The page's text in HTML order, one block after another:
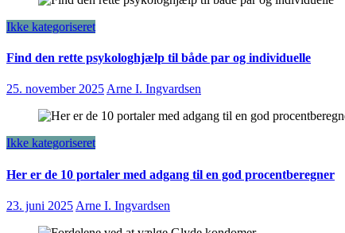
Ikke kategoriseret
Find den rette psykologhjælp til både par og individuelle
25. november 2025Arne I. Ingvardsen
Ikke kategoriseret
Her er de 10 portaler med adgang til en god procentberegner
23. juni 2025 Arne I. Ingvardsen